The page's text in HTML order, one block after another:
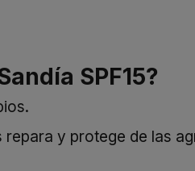
SPF15?
y protege de las